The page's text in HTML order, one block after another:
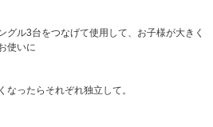
グル3台をつなげて使用して、お子様が大きく
使いに
ったらそれぞれ独立して。